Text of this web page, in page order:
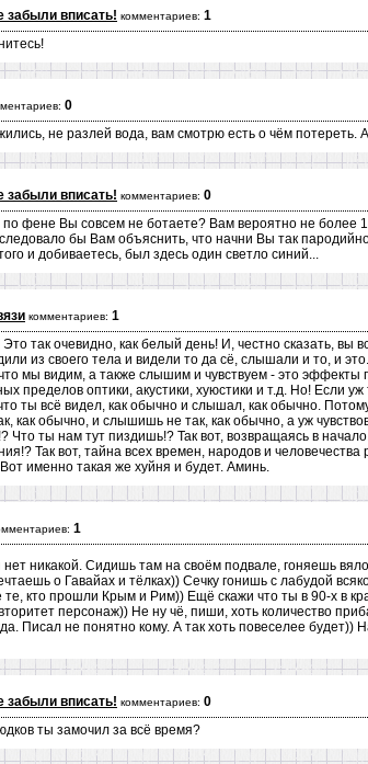
забыли вписать! комментариев: 1
0
не разлей вода, вам смотрю есть о чём потереть.
забыли вписать! комментариев: 0
по фене Вы совсем не ботаете? Вам вероятно не
бы Вам объяснить, что начни Вы так
и добиваетесь, был здесь один светло синий...
комментариев: 1
так очевидно, как белый день! И, честно сказать, вы
из своего тела и видели то да сё, слышали и то, и
мы видим, а также слышим и чувствуем - это
пределов оптики, акустики, хуюстики и т.д. Но! Если
ты всё видел, как обычно и слышал, как обычно.
как обычно, и слышишь не так, как обычно, а уж
Что ты нам тут пиздишь!? Так вот, возвращаясь в
Так вот, тайна всех времен, народов и
именно такая же хуйня и будет. Аминь.
1
никакой. Сидишь там на своём подвале, гоняешь
о Гавайах и тёлках)) Сечку гонишь с лабудой
кто прошли Крым и Рим)) Ещё скажи что ты в 90-х в
персонаж)) Не ну чё, пиши, хоть количество
Писал не понятно кому. А так хоть повеселее будет))
забыли вписать! комментариев: 0
ты замочил за всё время?